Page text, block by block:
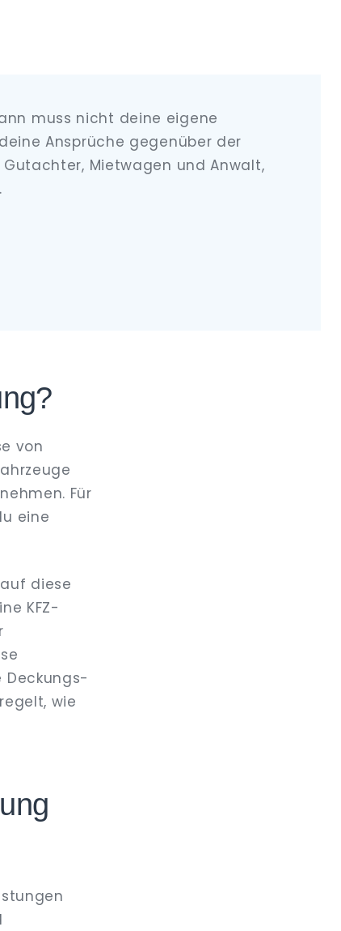
muss nicht deine eigene
Ansprüche gegenüber der
Mietwagen und Anwalt,
.
von
Für
eine
diese
KFZ-
Deckungs-
wie